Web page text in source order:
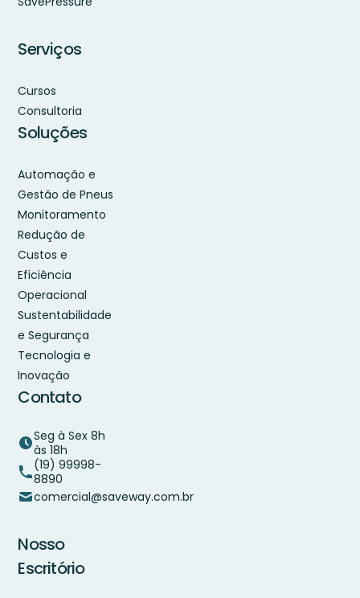
Serviços
Cursos
Consultoria
Soluções
Automação e
Gestão de Pneus
Monitoramento
Redução de
Custos e
Eficiência
Operacional
Sustentabilidade
e Segurança
Tecnologia e
Inovação
Contato
Seg à Sex 8h
às 18h
(19) 99998-
8890
comercial@saveway.com.br
Nosso
Escritório